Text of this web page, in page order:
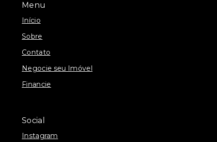
Menu
Início
Sobre
Contato
Negocie seu Imóvel
Financie
Social
Instagram